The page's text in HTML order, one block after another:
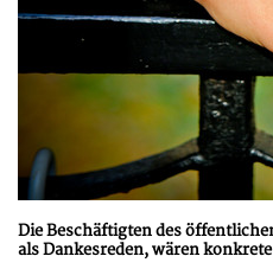
Die Beschäftigten des
als Dankesreden, wären